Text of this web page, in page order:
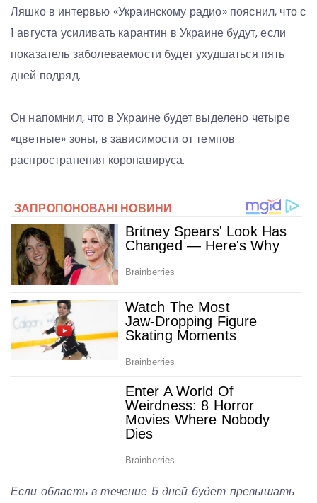
Ляшко в интервью «Украинскому радио» пояснил, что с
1 августа усиливать карантин в Украине будут, если
показатель заболеваемости будет ухудшаться пять
дней подряд.
Он напомнил, что в Украине будет выделено четыре
«цветные» зоны, в зависимости от темпов
распространения коронавируса.
Если область в течение 5 дней будет превышать